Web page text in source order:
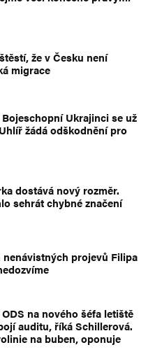
že v Česku není
migrace
Ukrajinci se už
žádá odškodnění pro
dostává nový rozměr.
sehrát chybné značení
nenávistných projevů Filipa
na nového šéfa letiště
auditu, říká Schillerová.
na buben, oponuje